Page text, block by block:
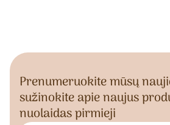
Prenumeruokite mūsų
sužinokite apie naujus
nuolaidas pirmieji